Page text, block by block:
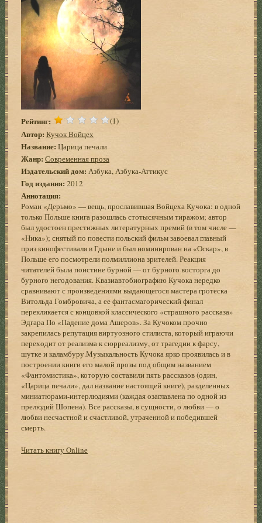
Рейтинг: (1)
Автор: Кучок Войцех
Название: Царица печали
Жанр: Современная проза
Издательский дом: Азбука, Азбука-Аттикус
Год издания: 2012
Аннотация:
Роман «Дерьмо» — вещь, прославившая Войцеха Кучока: в одной
только Польше книга разошлась стотысячным тиражом; автор
был удостоен престижных литературных премий (в том числе —
«Ника»); снятый по повести польский фильм завоевал главный
приз кинофестиваля в Гдыне и был номинирован на «Оскар», в
Польше его посмотрели полмиллиона зрителей. Реакция
читателей была поистине бурной — от бурного восторга до
бурного негодования. Квазиавтобиографию Кучока нередко
сравнивают с произведениями выдающегося мастера гротеска
Витольда Гомбровича, а ее фантасмагорический финал
перекликается с концовкой классического «страшного рассказа»
Эдгара По «Падение дома Ашеров». За Кучоком прочно
закрепилась репутация виртуозного стилиста, который играючи
переходит от реализма к сюрреализму, от трагедии к фарсу,
шутке и каламбуру.Музыкальность Кучока ярко проявилась и в
построении книги его малой прозы под общим названием
«Фантомистика», которую составили пять рассказов (один,
«Царица печали», дал название настоящей книге), разделенных
миниатюрами-интерлюдиями (каждая озаглавлена по одной из
прелюдий Шопена). Все рассказы, в сущности, о любви — о
любви несчастной и счастливой, утраченной и победившей
смерть.
Читать книгу Online